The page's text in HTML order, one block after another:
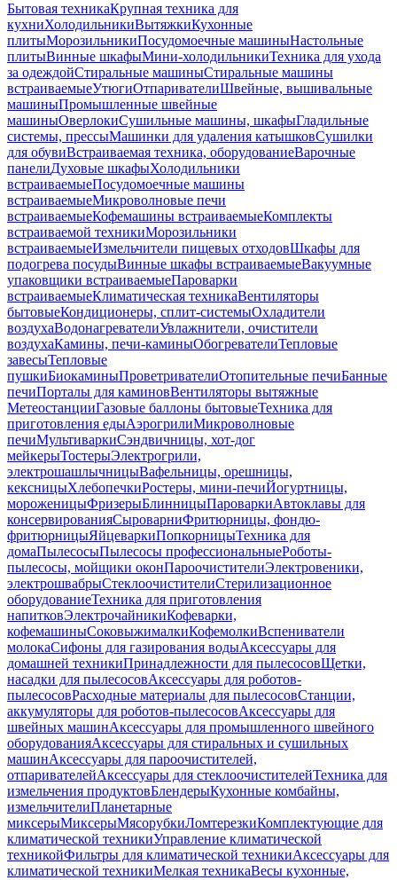
Бытовая техникаКрупная техника для
кухниХолодильникиВытяжкиКухонные
плитыМорозильникиПосудомоечные машиныНастольные
плитыВинные шкафыМини-холодильникиТехника для ухода
за одеждойСтиральные машиныСтиральные машины
встраиваемыеУтюгиОтпаривателиШвейные, вышивальные
машиныПромышленные швейные
машиныОверлокиСушильные машины, шкафыГладильные
системы, прессыМашинки для удаления катышковСушилки
для обувиВстраиваемая техника, оборудованиеВарочные
панелиДуховые шкафыХолодильники
встраиваемыеПосудомоечные машины
встраиваемыеМикроволновые печи
встраиваемыеКофемашины встраиваемыеКомплекты
встраиваемой техникиМорозильники
встраиваемыеИзмельчители пищевых отходовШкафы для
подогрева посудыВинные шкафы встраиваемыеВакуумные
упаковщики встраиваемыеПароварки
встраиваемыеКлиматическая техникаВентиляторы
бытовыеКондиционеры, сплит-системыОхладители
воздухаВодонагревателиУвлажнители, очистители
воздухаКамины, печи-каминыОбогревателиТепловые
завесыТепловые
пушкиБиокаминыПроветривателиОтопительные печиБанные
печиПорталы для каминовВентиляторы вытяжные
МетеостанцииГазовые баллоны бытовыеТехника для
приготовления едыАэрогрилиМикроволновые
печиМультиваркиСэндвичницы, хот-дог
мейкерыТостерыЭлектрогрили,
электрошашлычницыВафельницы, орешницы,
кексницыХлебопечкиРостеры, мини-печиЙогуртницы,
мороженицыФризерыБлинницыПароваркиАвтоклавы для
консервированияСыроварниФритюрницы, фондю-
фритюрницыЯйцеваркиПопкорницыТехника для
домаПылесосыПылесосы профессиональныеРоботы-
пылесосы, мойщики оконПароочистителиЭлектровеники,
электрошвабрыСтеклоочистителиСтерилизационное
оборудованиеТехника для приготовления
напитковЭлектрочайникиКофеварки,
кофемашиныСоковыжималкиКофемолкиВспениватели
молокаСифоны для газирования водыАксессуары для
домашней техникиПринадлежности для пылесосовЩетки,
насадки для пылесосовАксессуары для роботов-
пылесосовРасходные материалы для пылесосовСтанции,
аккумуляторы для роботов-пылесосовАксессуары для
швейных машинАксессуары для промышленного швейного
оборудованияАксессуары для стиральных и сушильных
машинАксессуары для пароочистителей,
отпаривателейАксессуары для стеклоочистителейТехника для
измельчения продуктовБлендерыКухонные комбайны,
измельчителиПланетарные
миксерыМиксерыМясорубкиЛомтерезкиКомплектующие для
климатической техникиУправление климатической
техникойФильтры для климатической техникиАксессуары для
климатической техникиМелкая техникаВесы кухонные,